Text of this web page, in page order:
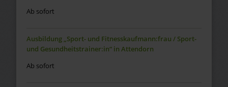
Ab sofort
Ausbildung „Sport- und Fitnesskaufmann:frau / Sport-
und Gesundheitstrainer:in“ in Attendorn
Ab sofort